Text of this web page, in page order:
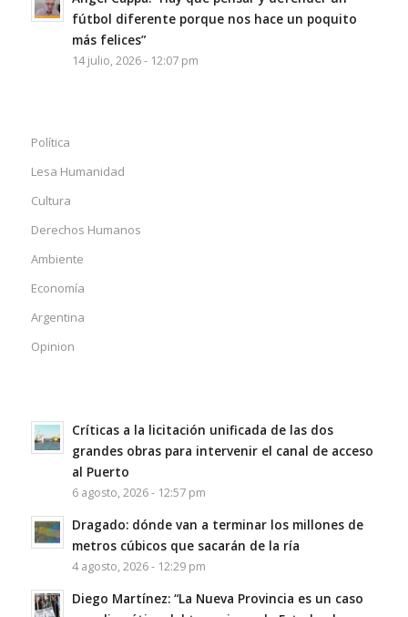
fútbol diferente porque nos hace un poquito
más felices”
14 julio, 2026 - 12:07 pm
Política
Lesa Humanidad
Cultura
Derechos Humanos
Ambiente
Economía
Argentina
Opinion
Críticas a la licitación unificada de las dos
grandes obras para intervenir el canal de acceso
al Puerto
6 agosto, 2026 - 12:57 pm
Dragado: dónde van a terminar los millones de
metros cúbicos que sacarán de la ría
4 agosto, 2026 - 12:29 pm
Diego Martínez: “La Nueva Provincia es un caso